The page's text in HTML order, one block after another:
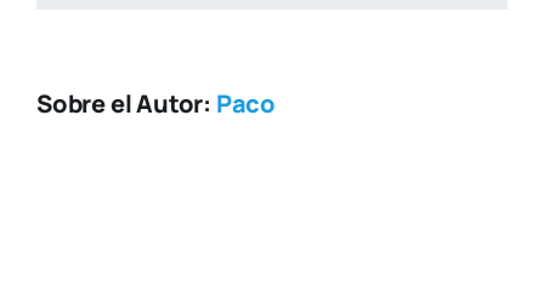
Sobre el Autor: Paco